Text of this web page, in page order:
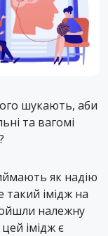
шукають, аби
та вагомі
як надію
такий імідж на
належну
імідж є